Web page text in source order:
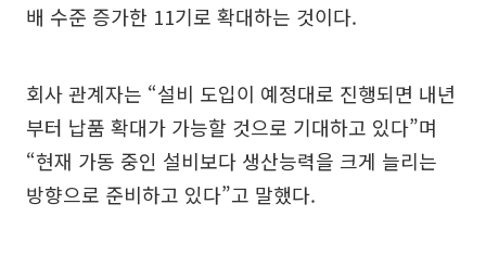
배 수준 증가한 11기로 확대하는 것이다.
회사 관계자는 “설비 도입이 예정대로 진행되면 내년
부터 납품 확대가 가능할 것으로 기대하고 있다”며
“현재 가동 중인 설비보다 생산능력을 크게 늘리는
방향으로 준비하고 있다”고 말했다.